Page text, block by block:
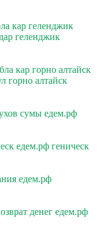
кар геленджик
геленджик
кар горно алтайск
горно алтайск
сумы едем.рф
едем.рф геническ
едем.рф
денег едем.рф